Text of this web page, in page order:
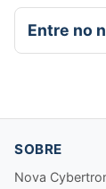
Entre no
SOBRE
Nova